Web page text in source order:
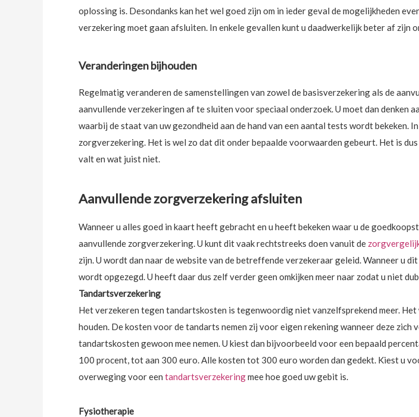
oplossing is. Desondanks kan het wel goed zijn om in ieder geval de mogelijkheden
verzekering moet gaan afsluiten. In enkele gevallen kunt u daadwerkelijk beter af zijn
Veranderingen bijhouden
Regelmatig veranderen de samenstellingen van zowel de basisverzekering als de
aanvullende verzekeringen af te sluiten voor speciaal onderzoek. U moet dan
waarbij de staat van uw gezondheid aan de hand van een aantal tests wordt
zorgverzekering. Het is wel zo dat dit onder bepaalde voorwaarden gebeurt. Het is
valt en wat juist niet.
Aanvullende zorgverzekering afsluiten
Wanneer u alles goed in kaart heeft gebracht en u heeft bekeken waar u de
aanvullende zorgverzekering. U kunt dit vaak rechtstreeks doen vanuit de
zijn. U wordt dan naar de website van de betreffende verzekeraar geleid. Wanneer u
wordt opgezegd. U heeft daar dus zelf verder geen omkijken meer naar zodat u niet
Tandartsverzekering
Het verzekeren tegen tandartskosten is tegenwoordig niet vanzelfsprekend meer.
houden. De kosten voor de tandarts nemen zij voor eigen rekening wanneer deze
tandartskosten gewoon mee nemen. U kiest dan bijvoorbeeld voor een bepaald
100 procent, tot aan 300 euro. Alle kosten tot 300 euro worden dan gedekt. Kiest u
overweging voor een tandartsverzekeringmee hoe goed uw gebit is.
Fysiotherapie